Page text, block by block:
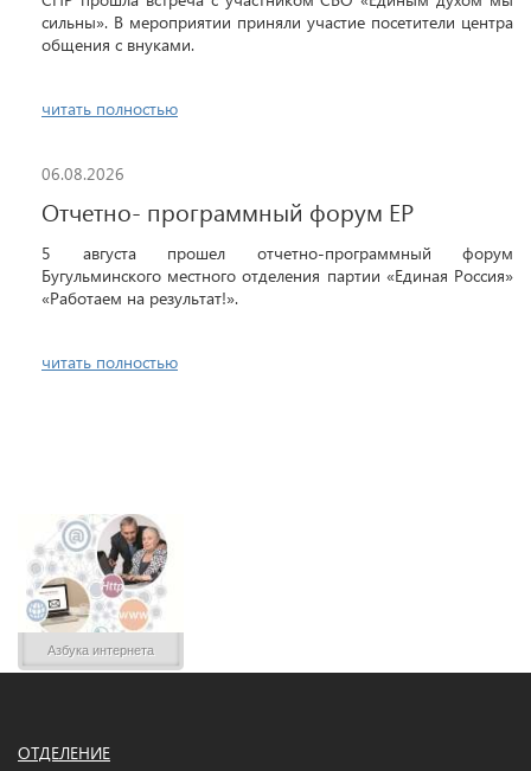
сильны». В мероприятии приняли участие посетители центра
общения с внуками.
читать полностью
06.08.2026
Отчетно- программный форум ЕР
5 августа прошел отчетно-программный форум
Бугульминского местного отделения партии «Единая Россия»
«Работаем на результат!».
читать полностью
Азбука интернета
ОТДЕЛЕНИЕ